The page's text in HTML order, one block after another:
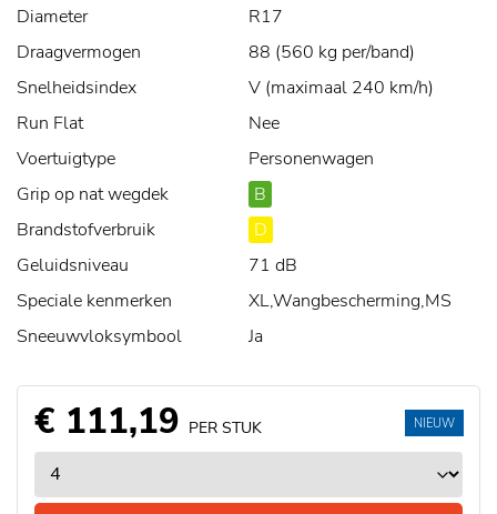
Diameter
R17
Draagvermogen
88 (560 kg per/band)
Snelheidsindex
V (maximaal 240 km/h)
Run Flat
Nee
Voertuigtype
Personenwagen
Grip op nat wegdek
B
Brandstofverbruik
D
Geluidsniveau
71 dB
Speciale kenmerken
XL,Wangbescherming,MS
Sneeuwvloksymbool
Ja
€ 111,19 PER STUK NIEUW